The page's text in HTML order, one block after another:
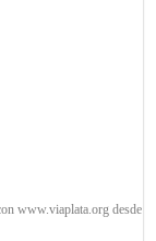
www.viaplata.org desde